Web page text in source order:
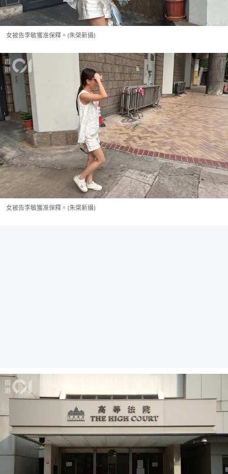
女被告李敏獲准保釋。(朱棨新攝)
女被告李敏獲准保釋。(朱棨新攝)